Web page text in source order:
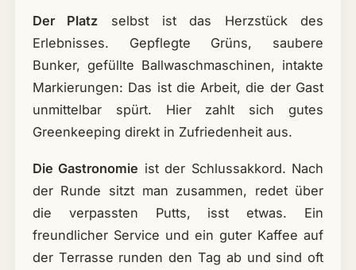
Der Platz selbst ist das Herzstück des
Erlebnisses. Gepflegte Grüns, saubere
Bunker, gefüllte Ballwaschmaschinen, intakte
Markierungen: Das ist die Arbeit, die der Gast
unmittelbar spürt. Hier zahlt sich gutes
Greenkeeping direkt in Zufriedenheit aus.
Die Gastronomie ist der Schlussakkord. Nach
der Runde sitzt man zusammen, redet über
die verpassten Putts, isst etwas. Ein
freundlicher Service und ein guter Kaffee auf
der Terrasse runden den Tag ab und sind oft